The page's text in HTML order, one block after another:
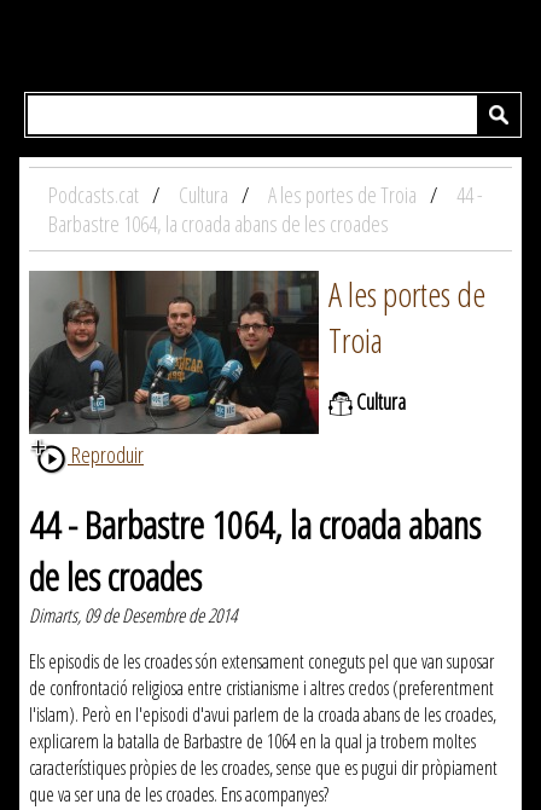
Podcasts.cat Cultura A les portes de Troia
44 -
Barbastre 1064, la croada abans de les croades
A les portes de
Troia
Cultura
Reproduir
44 - Barbastre 1064, la croada abans
de les croades
Dimarts, 09 de Desembre de 2014
Els episodis de les croades són extensament coneguts pel que van suposar
de confrontació religiosa entre cristianisme i altres credos (preferentment
l'islam). Però en l'episodi d'avui parlem de la croada abans de les croades,
explicarem la batalla de Barbastre de 1064 en la qual ja trobem moltes
característiques pròpies de les croades, sense que es pugui dir pròpiament
que va ser una de les croades. Ens acompanyes?